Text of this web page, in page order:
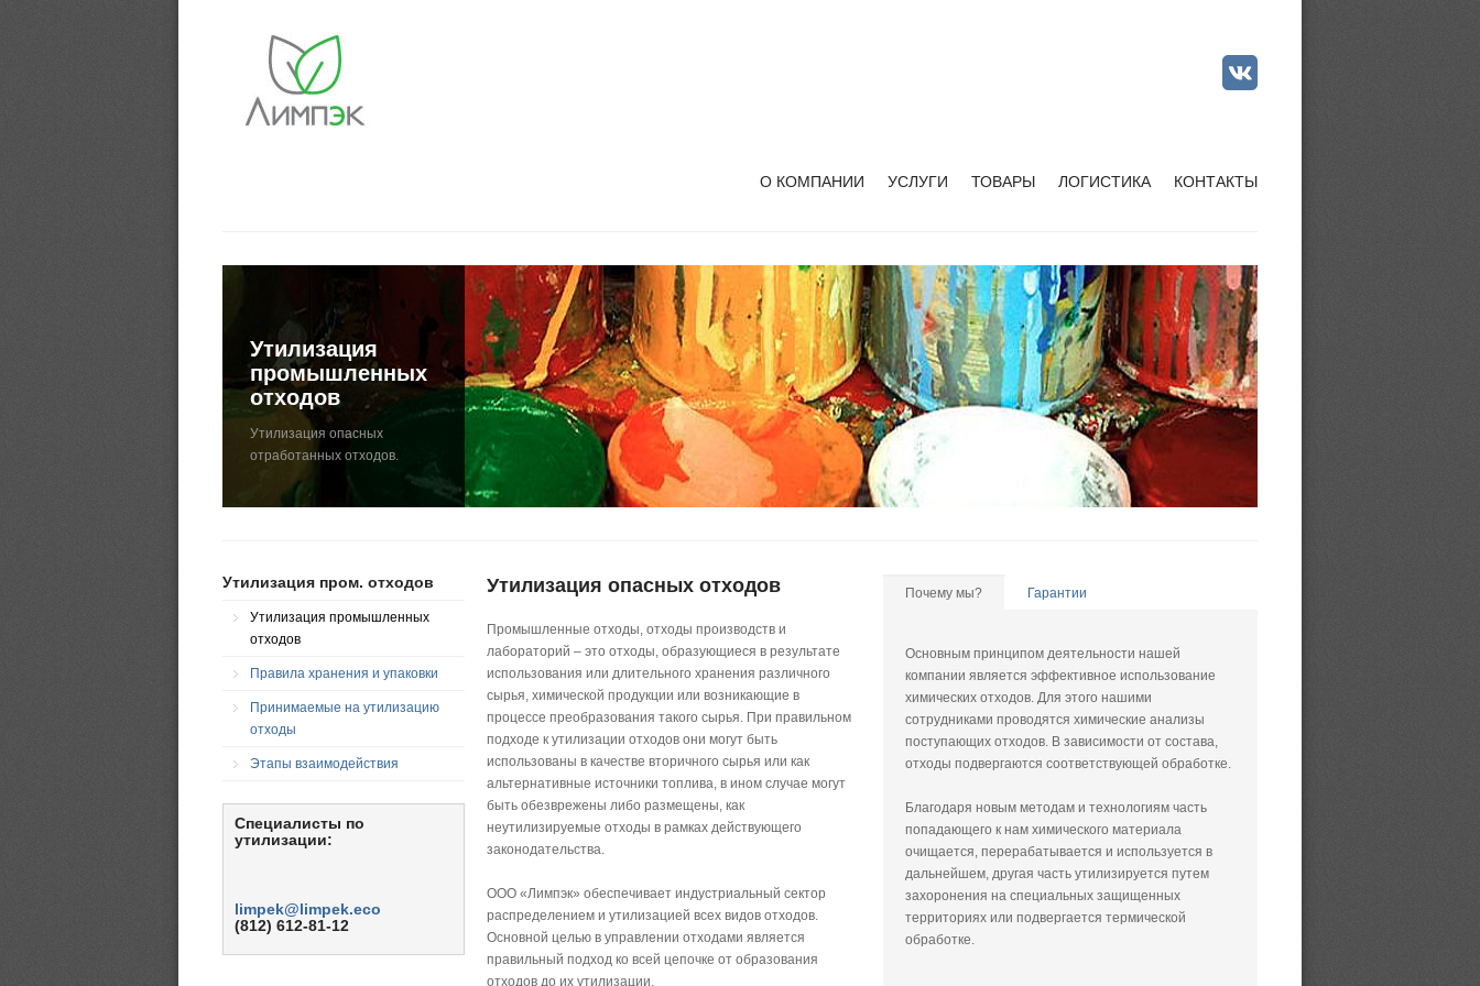
О КОМПАНИИ УСЛУГИ ТОВАРЫ ЛОГИСТИКА КОНТАКТЫ
Утилизация
промышленных
отходов
Утилизация опасных
отработанных отходов.
Утилизация пром. отходов
Утилизация промышленных
отходов
Правила хранения и упаковки
Принимаемые на утилизацию
отходы
Этапы взаимодействия
Специалисты по
утилизации:
limpek@limpek.eco
(812) 612-81-12
Утилизация опасных отходов
Промышленные отходы, отходы производств и
лабораторий – это отходы, образующиеся в результате
использования или длительного хранения различного
сырья, химической продукции или возникающие в
процессе преобразования такого сырья. При правильном
подходе к утилизации отходов они могут быть
использованы в качестве вторичного сырья или как
альтернативные источники топлива, в ином случае могут
быть обезврежены либо размещены, как
неутилизируемые отходы в рамках действующего
законодательства.
ООО «Лимпэк» обеспечивает индустриальный сектор
распределением и утилизацией всех видов отходов.
Основной целью в управлении отходами является
правильный подход ко всей цепочке от образования
отходов до их утилизации.
Почему мы? Гарантии
Основным принципом деятельности нашей
компании является эффективное использование
химических отходов. Для этого нашими
сотрудниками проводятся химические анализы
поступающих отходов. В зависимости от состава,
отходы подвергаются соответствующей обработке.
Благодаря новым методам и технологиям часть
попадающего к нам химического материала
очищается, перерабатывается и используется в
дальнейшем, другая часть утилизируется путем
захоронения на специальных защищенных
территориях или подвергается термической
обработке.